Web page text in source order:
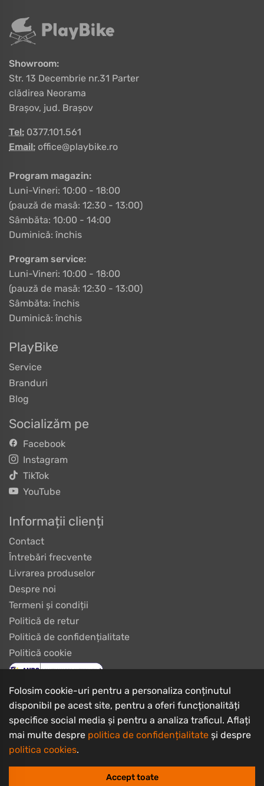
Showroom:
Str. 13 Decembrie nr.31 Parter
clădirea Neorama
Brașov, jud. Brașov
Tel: 0377.101.561
Email: office@playbike.ro
Program magazin:
Luni-Vineri: 10:00 - 18:00
(pauză de masă: 12:30 - 13:00)
Sâmbăta: 10:00 - 14:00
Duminică: închis
Program service:
Luni-Vineri: 10:00 - 18:00
(pauză de masă: 12:30 - 13:00)
Sâmbăta: închis
Duminică: închis
PlayBike
Service
Branduri
Blog
Socializăm pe
Facebook
Instagram
TikTok
YouTube
Informații clienți
Contact
Întrebări frecvente
Livrarea produselor
Despre noi
Termeni și condiții
Politică de retur
Politică de confidențialitate
Politică cookie
Folosim cookie-uri pentru a personaliza conținutul
disponibil pe acest site, pentru a oferi funcționalități
specifice social media și pentru a analiza traficul. Aflați
mai multe despre politica de confidențialitate și despre
politica cookies.
Accept toate